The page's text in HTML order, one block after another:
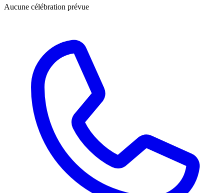
Aucune célébration prévue